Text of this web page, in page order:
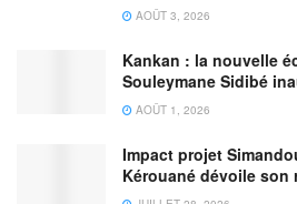
AOÛT 3, 2026
Kankan : la nouvelle
Souleymane Sidibé
AOÛT 1, 2026
Impact projet
Kérouané dévoile son